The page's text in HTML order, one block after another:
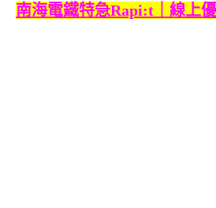
南海電鐵特急Rapi:t｜線上